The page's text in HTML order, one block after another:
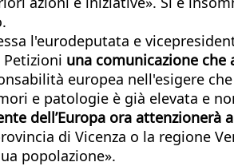
l'eurodeputata e
una comunicazione
europea nell'esigere
e patologie è già elevata e
dell’Europa ora
di Vicenza o la regione
popolazione».